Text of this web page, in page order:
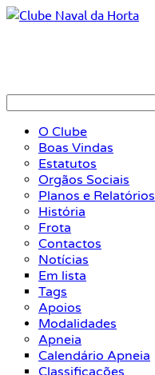
O Clube
Boas Vindas
Estatutos
Orgãos Sociais
Planos e Relatórios
História
Frota
Contactos
Notícias
Em lista
Tags
Apoios
Modalidades
Apneia
Calendário Apneia
Classificações